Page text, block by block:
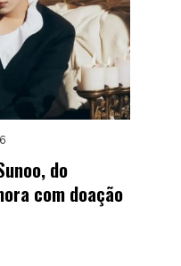
do
com doação